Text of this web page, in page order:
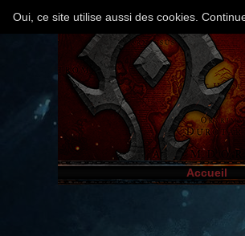
Accueil
Oui, ce site utilise aussi des cookies.